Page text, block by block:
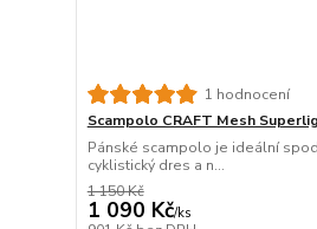
1 hodnocení
Scampolo CRAFT Mesh
Pánské scampolo je ideální
cyklistický dres a n...
1 150 Kč
1 090 Kč/ks